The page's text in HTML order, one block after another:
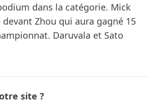
dans la catégorie. Mick
Zhou qui aura gagné 15
Daruvala et Sato
site ?